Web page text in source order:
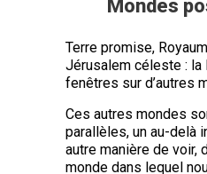
Mondes
Terre promise,
Jérusalem céleste : la
fenêtres sur d’autres
Ces autres mondes
parallèles, un au-delà
autre manière de voir,
monde dans lequel